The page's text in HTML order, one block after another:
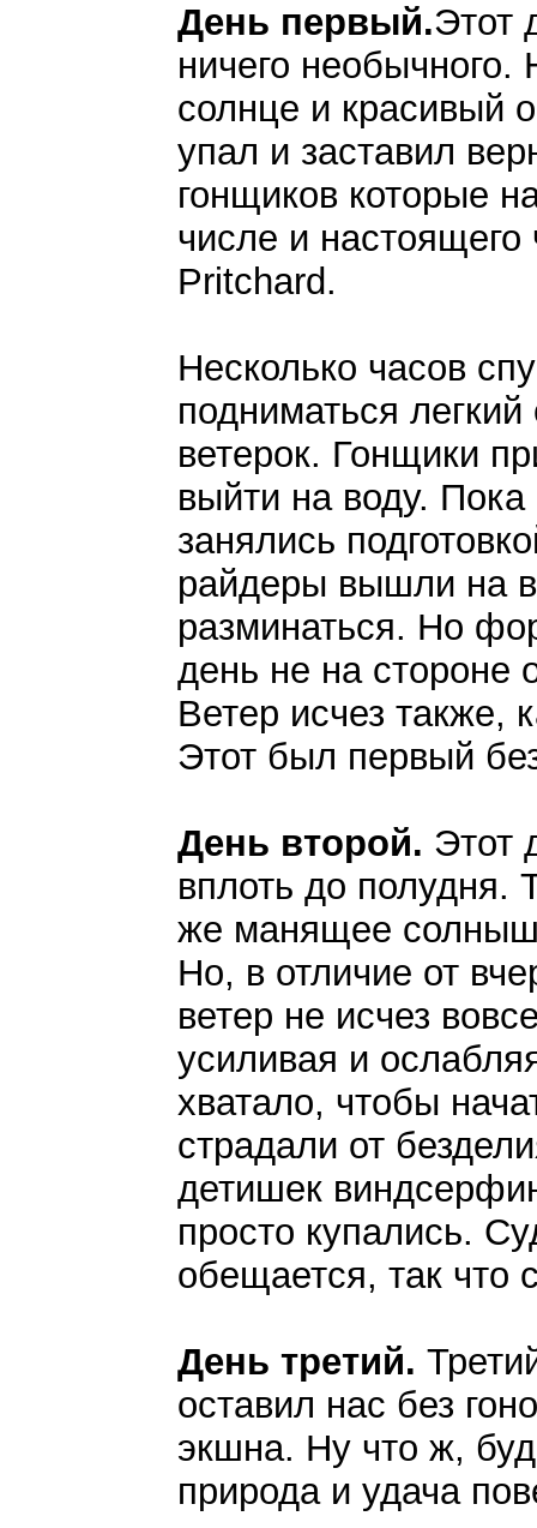
День первый.Этот
ничего необычного.
солнце и красивый
упал и заставил
гонщиков которые
числе и
Pritchard.
Несколько часов
подниматься
ветерок. Гонщики
выйти на воду. Пока
занялись
райдеры вышли на
разминаться. Но
день не на стороне
Ветер исчез также,
Этот был первый
День второй. Этот
вплоть до полудня.
же манящее
Но, в отличие от
ветер не исчез
усиливая и
хватало, чтобы
страдали от
детишек
просто купались.
обещается, так что
День третий.
оставил нас без
экшна. Ну что ж,
природа и удача